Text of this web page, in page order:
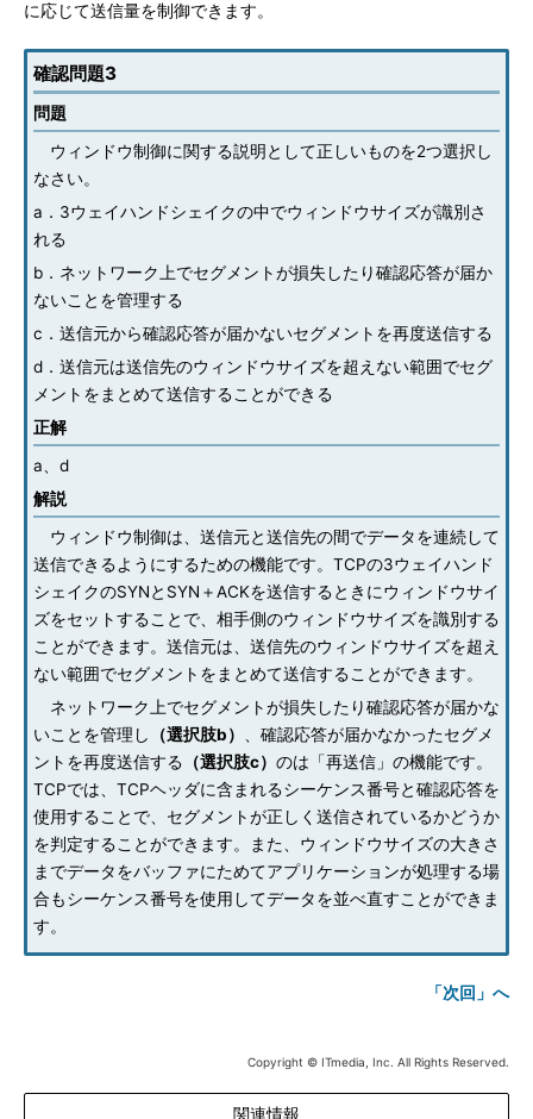
に応じて送信量を制御できます。
確認問題3
問題
ウィンドウ制御に関する説明として正しいものを2つ選択し
なさい。
a．3ウェイハンドシェイクの中でウィンドウサイズが識別さ
れる
b．ネットワーク上でセグメントが損失したり確認応答が届か
ないことを管理する
c．送信元から確認応答が届かないセグメントを再度送信する
d．送信元は送信先のウィンドウサイズを超えない範囲でセグ
メントをまとめて送信することができる
正解
a、d
解説
ウィンドウ制御は、送信元と送信先の間でデータを連続して
送信できるようにするための機能です。TCPの3ウェイハンド
シェイクのSYNとSYN＋ACKを送信するときにウィンドウサイ
ズをセットすることで、相手側のウィンドウサイズを識別する
ことができます。送信元は、送信先のウィンドウサイズを超え
ない範囲でセグメントをまとめて送信することができます。
ネットワーク上でセグメントが損失したり確認応答が届かな
いことを管理し
（選択肢b）
、確認応答が届かなかったセグメ
ントを再度送信する （選択肢c） のは「再送信」の機能です。
TCPでは、TCPヘッダに含まれるシーケンス番号と確認応答を
使用することで、セグメントが正しく送信されているかどうか
を判定することができます。また、ウィンドウサイズの大きさ
までデータをバッファにためてアプリケーションが処理する場
合もシーケンス番号を使用してデータを並べ直すことができま
す。
「次回」へ
Copyright © ITmedia, Inc. All Rights Reserved.
関連情報